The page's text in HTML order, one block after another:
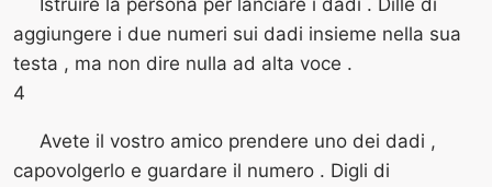
aggiungere i due numeri sui dadi insieme nella sua
testa , ma non dire nulla ad alta voce .
4
Avete il vostro amico prendere uno dei dadi ,
capovolgerlo e guardare il numero . Digli di